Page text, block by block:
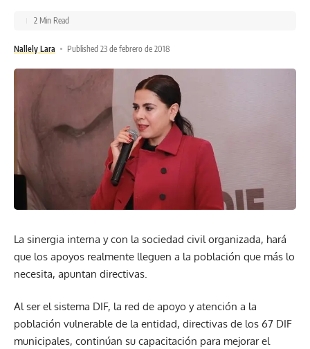
Nallely Lara Published 23 de febrero de 2018
2 Min Read
La sinergia interna y con la sociedad civil organizada, hará
que los apoyos realmente lleguen a la población que más lo
necesita, apuntan directivas.
Al ser el sistema DIF, la red de apoyo y atención a la
población vulnerable de la entidad, directivas de los 67 DIF
municipales, continúan su capacitación para mejorar el